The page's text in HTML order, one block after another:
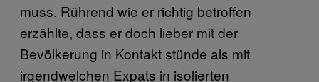
muss. Rührend wie er richtig betroffen
erzählte, dass er doch lieber mit der
Bevölkerung in Kontakt stünde als mit
irgendwelchen Expats in isolierten